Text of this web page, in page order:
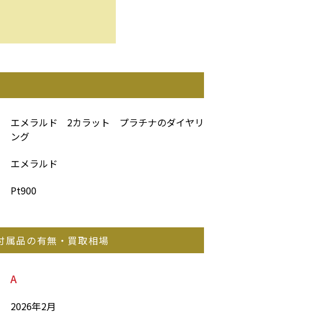
エメラルド 2カラット プラチナのダイヤリ
ング
エメラルド
Pt900
属品の有無・買取相場
A
2026年2月